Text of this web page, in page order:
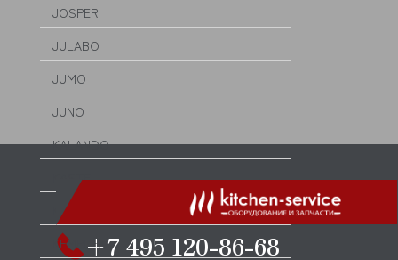
JOSPER
JULABO
JUMO
JUNO
KALANDO
KASTEL
KAYMAN (КАЙМАН)
KEMPLEX+7 495 120-86-68